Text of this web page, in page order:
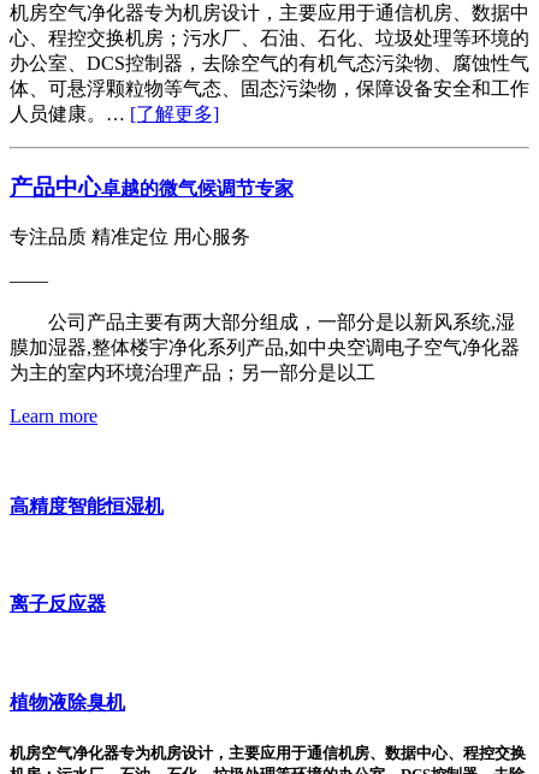
机房空气净化器专为机房设计，主要应用于通信机房、数据中
心、程控交换机房；污水厂、石油、石化、垃圾处理等环境的
办公室、DCS控制器，去除空气的有机气态污染物、腐蚀性气
体、可悬浮颗粒物等气态、固态污染物，保障设备安全和工作
人员健康。… [了解更多]
产品中心卓越的微气候调节专家
专注品质 精准定位 用心服务
——
公司产品主要有两大部分组成，一部分是以新风系统,湿
膜加湿器,整体楼宇净化系列产品,如中央空调电子空气净化器
为主的室内环境治理产品；另一部分是以工
Learn more
高精度智能恒湿机
离子反应器
植物液除臭机
机房空气净化器专为机房设计，主要应用于通信机房、数据中心、程控交换